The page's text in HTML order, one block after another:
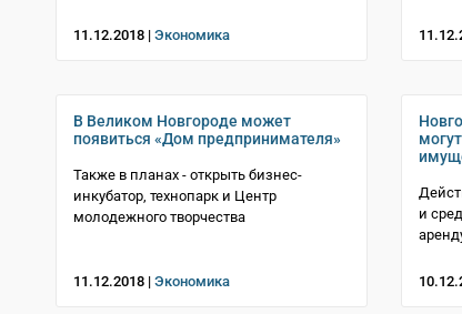
11.12.2018 | Экономика
В Великом Новгороде может
появиться «Дом предпринимателя»
Также в планах - открыть бизнес-
инкубатор, технопарк и Центр
молодежного творчества
11.12.2018 | Экономика
и